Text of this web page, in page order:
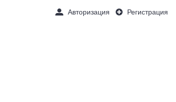
Авторизация Регистрация